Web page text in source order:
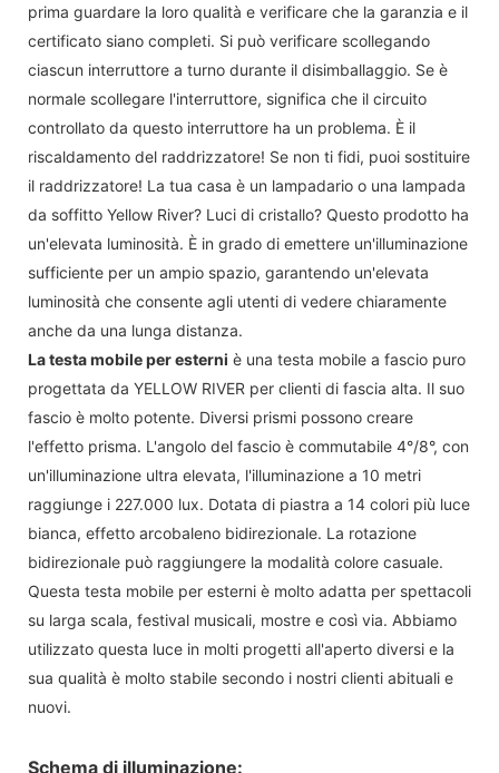
prima guardare la loro qualità e verificare che la garanzia e il
certificato siano completi. Si può verificare scollegando
ciascun interruttore a turno durante il disimballaggio. Se è
normale scollegare l'interruttore, significa che il circuito
controllato da questo interruttore ha un problema. È il
riscaldamento del raddrizzatore! Se non ti fidi, puoi sostituire
il raddrizzatore! La tua casa è un lampadario o una lampada
da soffitto Yellow River? Luci di cristallo? Questo prodotto ha
un'elevata luminosità. È in grado di emettere un'illuminazione
sufficiente per un ampio spazio, garantendo un'elevata
luminosità che consente agli utenti di vedere chiaramente
anche da una lunga distanza.
La testa mobile per esterni è una testa mobile a fascio puro
progettata da YELLOW RIVER per clienti di fascia alta. Il suo
fascio è molto potente. Diversi prismi possono creare
l'effetto prisma. L'angolo del fascio è commutabile 4°/8°, con
un'illuminazione ultra elevata, l'illuminazione a 10 metri
raggiunge i 227.000 lux. Dotata di piastra a 14 colori più luce
bianca, effetto arcobaleno bidirezionale. La rotazione
bidirezionale può raggiungere la modalità colore casuale.
Questa testa mobile per esterni è molto adatta per spettacoli
su larga scala, festival musicali, mostre e così via. Abbiamo
utilizzato questa luce in molti progetti all'aperto diversi e la
sua qualità è molto stabile secondo i nostri clienti abituali e
nuovi.
Schema di illuminazione: